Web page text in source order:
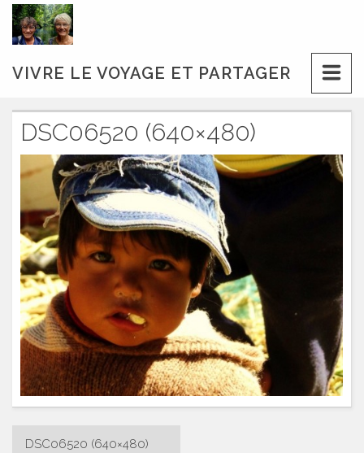
Skip
content
VIVRE LE VOYAGE ET PARTAGER
DSC06520 (640×480)
Navigation
DSC06520 (640×480)